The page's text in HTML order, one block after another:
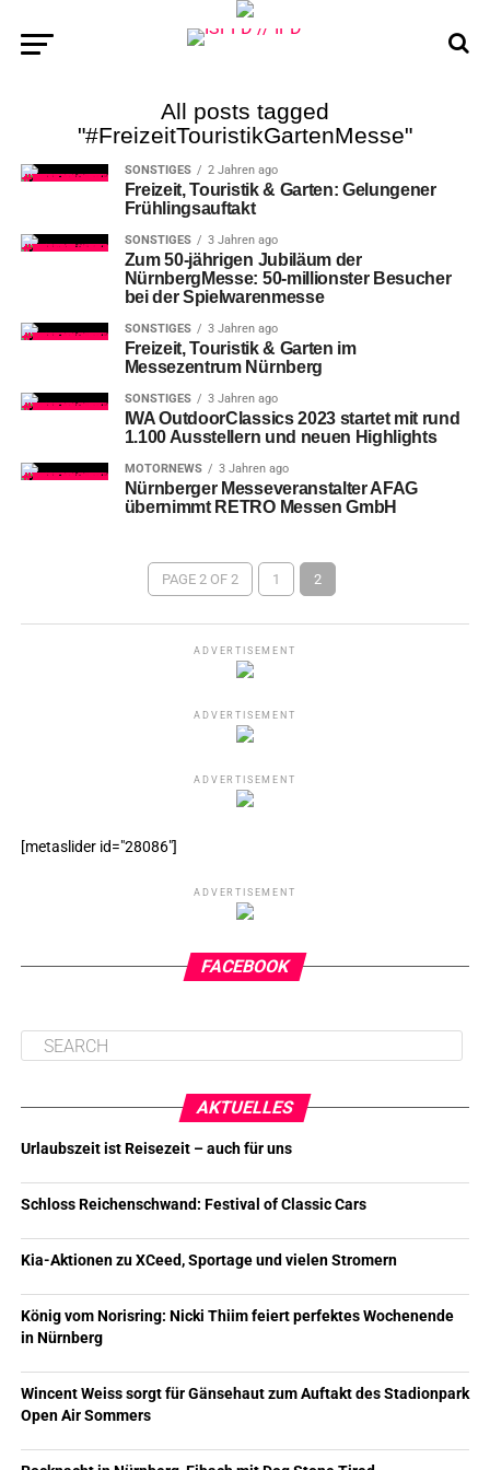
All posts tagged
"#FreizeitTouristikGartenMesse"
SONSTIGES 2 Jahren ago
Freizeit, Touristik & Garten: Gelungener
Frühlingsauftakt
SONSTIGES 3 Jahren ago
Zum 50-jährigen Jubiläum der
NürnbergMesse: 50-millionster Besucher
bei der Spielwarenmesse
SONSTIGES 3 Jahren ago
Freizeit, Touristik & Garten im
Messezentrum Nürnberg
SONSTIGES 3 Jahren ago
IWA OutdoorClassics 2023 startet mit rund
1.100 Ausstellern und neuen Highlights
MOTORNEWS 3 Jahren ago
Nürnberger Messeveranstalter AFAG
übernimmt RETRO Messen GmbH
PAGE 2 OF 2 1 2
ADVERTISEMENT
ADVERTISEMENT
ADVERTISEMENT
[metaslider id="28086"]
ADVERTISEMENT
FACEBOOK
AKTUELLES
Urlaubszeit ist Reisezeit – auch für uns
Schloss Reichenschwand: Festival of Classic Cars
Kia-Aktionen zu XCeed, Sportage und vielen Stromern
König vom Norisring: Nicki Thiim feiert perfektes Wochenende
in Nürnberg
Wincent Weiss sorgt für Gänsehaut zum Auftakt des Stadionpark
Open Air Sommers